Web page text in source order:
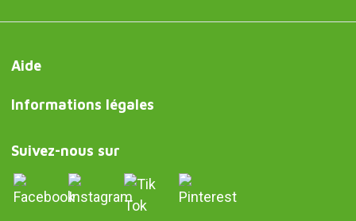
Aide
Informations légales
Suivez-nous sur